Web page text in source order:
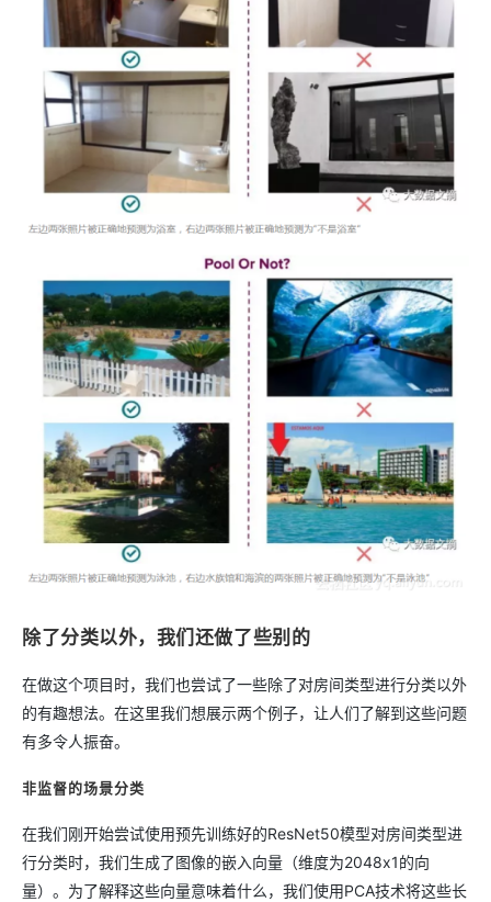
除了分类以外，我们还做了些别的
在做这个项目时，我们也尝试了一些除了对房间类型进行分类以外
的有趣想法。在这里我们想展示两个例子，让人们了解到这些问题
有多令人振奋。
非监督的场景分类
在我们刚开始尝试使用预先训练好的ResNet50模型对房间类型进
行分类时，我们生成了图像的嵌入向量（维度为2048x1的向
量）。为了解释这些向量意味着什么，我们使用PCA技术将这些长